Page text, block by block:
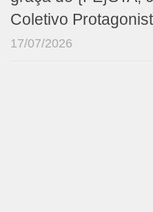
Coletivo
17/07/2026